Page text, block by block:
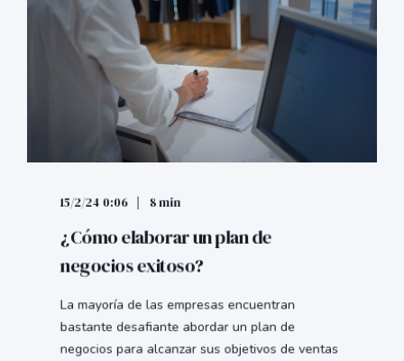
15/2/24 0:06 8 min
¿Cómo elaborar un plan de
negocios exitoso?
La mayoría de las empresas encuentran
bastante desafiante abordar un plan de
negocios para alcanzar sus objetivos de ventas